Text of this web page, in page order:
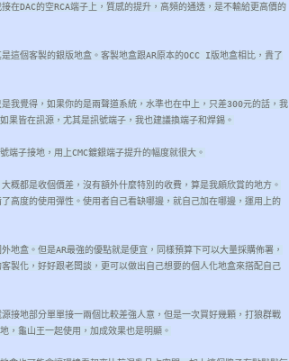
在DAC的空RCA端子上，質感的提升，高頻的通透，是不輸給更高價的
這個客製的銀版地盒。客製地盒跟AR原本的OCC I版地盒相比，貴了
我覺得，如果你的是兩聲道系統，水準也在中上，只差300元的話，我
果皆在訊源，尤其是訊號端子，我也建議換端子和焊錫。
子接地，用上CMC鍍銀端子提升的幅度就很大。
概都是收個價差，沒有額外什麼特別的收費，算是我頗欣賞的地方。
高度的使用彈性。使用者自己看缺哪邊，就自己加在哪邊，運用上的
地盒。但是AR最強的優點就是便宜，同樣預算下可以大量採購佈署，
製化，好好跟老闆談，更可以做出自己想要的個人化地盒來搭配自己
接地部分單單接一兩個比較差強人意，但是一次買好幾顆，打狼群戰
，龜山王一起使用，加成效果也是明顯。